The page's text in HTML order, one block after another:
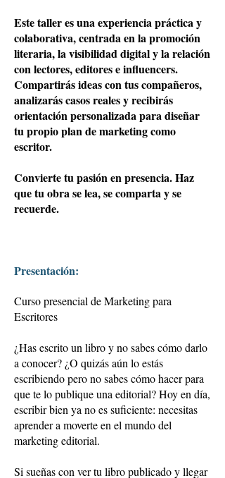
Este taller es una experiencia práctica y
colaborativa, centrada en la promoción
literaria, la visibilidad digital y la relación
con lectores, editores e influencers.
Compartirás ideas con tus compañeros,
analizarás casos reales y recibirás
orientación personalizada para diseñar
tu propio plan de marketing como
escritor.
Convierte tu pasión en presencia. Haz
que tu obra se lea, se comparta y se
recuerde.
Presentación:
Curso presencial de Marketing para
Escritores
¿Has escrito un libro y no sabes cómo darlo
a conocer? ¿O quizás aún lo estás
escribiendo pero no sabes cómo hacer para
que te lo publique una editorial? Hoy en día,
escribir bien ya no es suficiente: necesitas
aprender a moverte en el mundo del
marketing editorial.
Si sueñas con ver tu libro publicado y llegar